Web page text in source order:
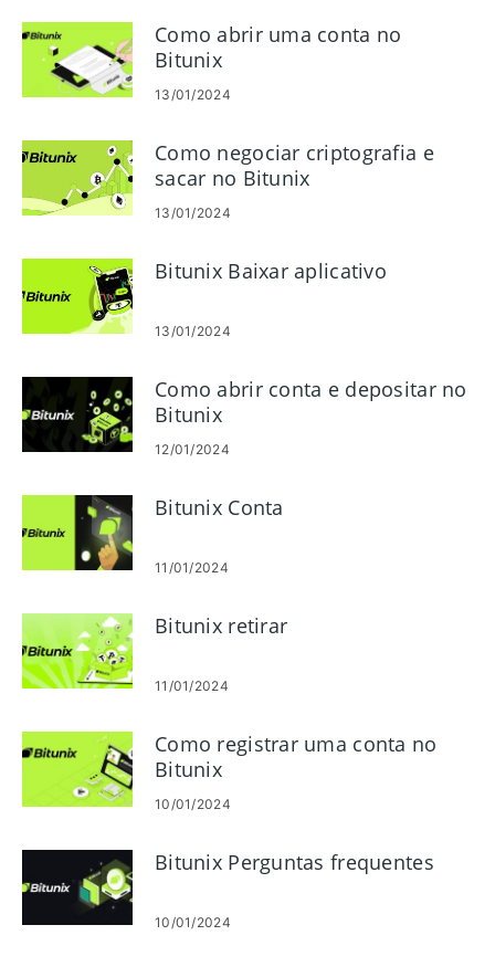
Como abrir uma conta no
Bitunix
13/01/2024
Como negociar criptografia e
sacar no Bitunix
13/01/2024
Bitunix Baixar aplicativo
13/01/2024
Como abrir conta e depositar no
Bitunix
12/01/2024
Bitunix Conta
11/01/2024
Bitunix retirar
11/01/2024
Como registrar uma conta no
Bitunix
10/01/2024
Bitunix Perguntas frequentes
10/01/2024